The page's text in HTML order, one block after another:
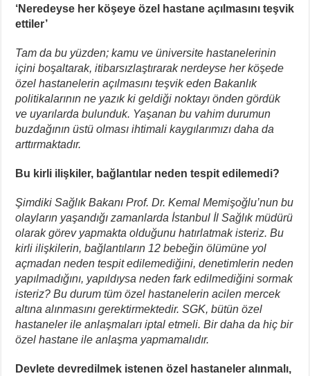
‘Neredeyse her köşeye özel hastane açılmasını teşvik
ettiler’
Tam da bu yüzden; kamu ve üniversite hastanelerinin
içini boşaltarak, itibarsızlaştırarak nerdeyse her köşede
özel hastanelerin açılmasını teşvik eden Bakanlık
politikalarının ne yazık ki geldiği noktayı önden gördük
ve uyarılarda bulunduk. Yaşanan bu vahim durumun
buzdağının üstü olması ihtimali kaygılarımızı daha da
arttırmaktadır.
Bu kirli ilişkiler, bağlantılar neden tespit edilemedi?
Şimdiki Sağlık Bakanı Prof. Dr. Kemal Memişoğlu’nun bu
olayların yaşandığı zamanlarda İstanbul İl Sağlık müdürü
olarak görev yapmakta olduğunu hatırlatmak isteriz. Bu
kirli ilişkilerin, bağlantıların 12 bebeğin ölümüne yol
açmadan neden tespit edilemediğini, denetimlerin neden
yapılmadığını, yapıldıysa neden fark edilmediğini sormak
isteriz? Bu durum tüm özel hastanelerin acilen mercek
altına alınmasını gerektirmektedir. SGK, bütün özel
hastaneler ile anlaşmaları iptal etmeli. Bir daha da hiç bir
özel hastane ile anlaşma yapmamalıdır.
Devlete devredilmek istenen özel hastaneler alınmalı,